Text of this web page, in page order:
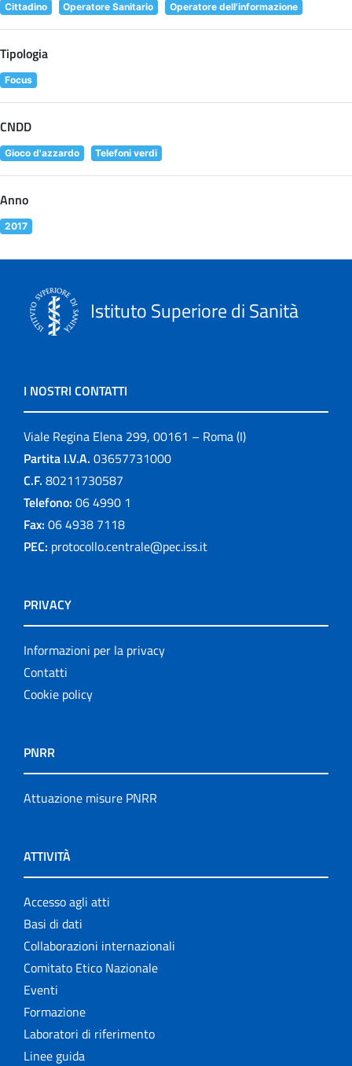
Cittadino Operatore Sanitario Operatore dell'informazione
Tipologia
Focus
CNDD
Gioco d'azzardo Telefoni verdi
Anno
2017
Istituto Superiore di Sanità
I NOSTRI CONTATTI
Viale Regina Elena 299, 00161 – Roma (I)
Partita I.V.A. 03657731000
C.F. 80211730587
Telefono: 06 4990 1
Fax: 06 4938 7118
PEC: protocollo.centrale@pec.iss.it
PRIVACY
Informazioni per la privacy
Contatti
Cookie policy
PNRR
Attuazione misure PNRR
ATTIVITÀ
Accesso agli atti
Basi di dati
Collaborazioni internazionali
Comitato Etico Nazionale
Eventi
Formazione
Laboratori di riferimento
Linee guida